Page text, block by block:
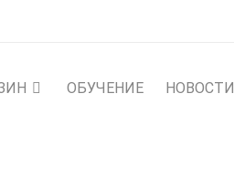
ОБУЧЕНИЕ НОВОСТИ